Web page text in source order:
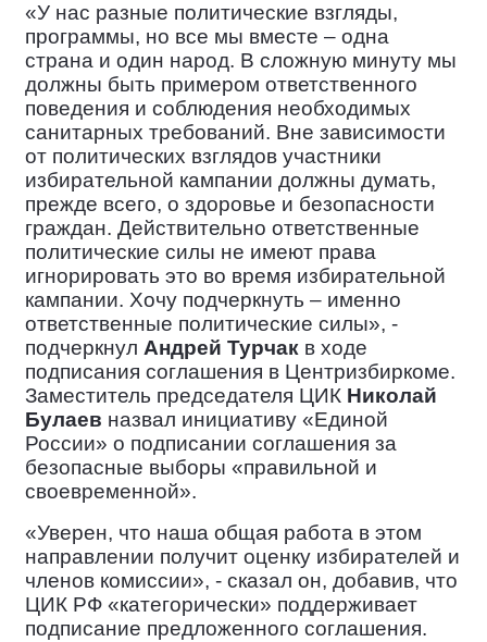
«У нас разные политические взгляды,
программы, но все мы вместе – одна
страна и один народ. В сложную минуту мы
должны быть примером ответственного
поведения и соблюдения необходимых
санитарных требований. Вне зависимости
от политических взглядов участники
избирательной кампании должны думать,
прежде всего, о здоровье и безопасности
граждан. Действительно ответственные
политические силы не имеют права
игнорировать это во время избирательной
кампании. Хочу подчеркнуть – именно
ответственные политические силы», -
подчеркнул Андрей Турчак в ходе
подписания соглашения в Центризбиркоме.
Заместитель председателя ЦИК Николай
Булаев назвал инициативу «Единой
России» о подписании соглашения за
безопасные выборы «правильной и
своевременной».
«Уверен, что наша общая работа в этом
направлении получит оценку избирателей и
членов комиссии», - сказал он, добавив, что
ЦИК РФ «категорически» поддерживает
подписание предложенного соглашения.